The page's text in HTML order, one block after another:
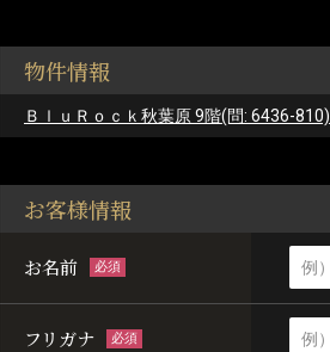
物件情報
ＢｌｕＲｏｃｋ秋葉原 9階(問: 6436-810)
お客様情報
お名前 必須
フリガナ 必須